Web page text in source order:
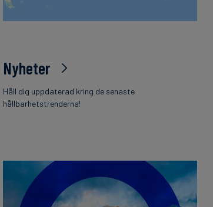
Nyheter
Håll dig uppdaterad kring de senaste
hållbarhetstrenderna!